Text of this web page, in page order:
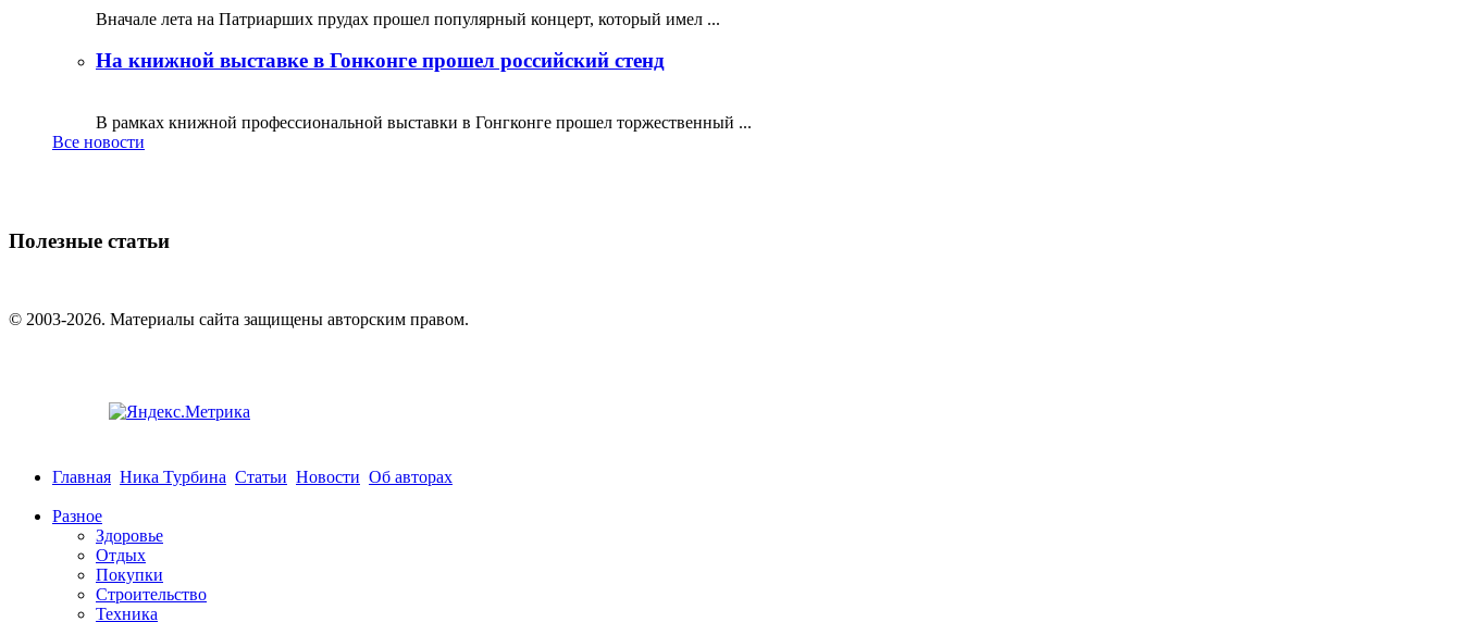
Вначале лета на Патриарших прудах прошел популярный концерт, который имел ...
На книжной выставке в Гонконге прошел российский стенд
В рамках книжной профессиональной выставки в Гонгконге прошел торжественный ...
Все новости
Полезные статьи
© 2003-2026. Материалы сайта защищены авторским правом.
Главная Ника Турбина Статьи Новости Об авторах
Разное
Здоровье
Отдых
Покупки
Строительство
Техника